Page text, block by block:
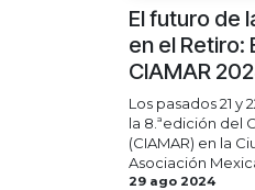
El futuro de
en el Retiro:
CIAMAR
Los pasados 21
la 8.ªedición del
(CIAMAR) en la
Asociación
29 ago 2024